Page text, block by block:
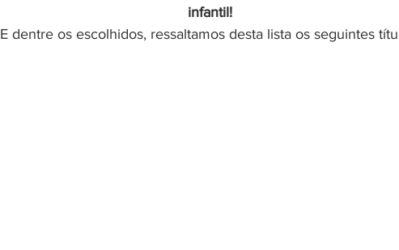
infantil!
E dentre os escolhidos, ressaltamos desta lista os seguintes